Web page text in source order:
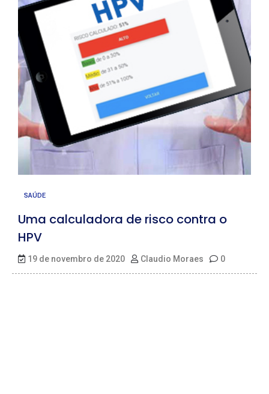
SAÚDE
Uma calculadora de risco contra o
HPV
19 de novembro de 2020 Claudio Moraes 0